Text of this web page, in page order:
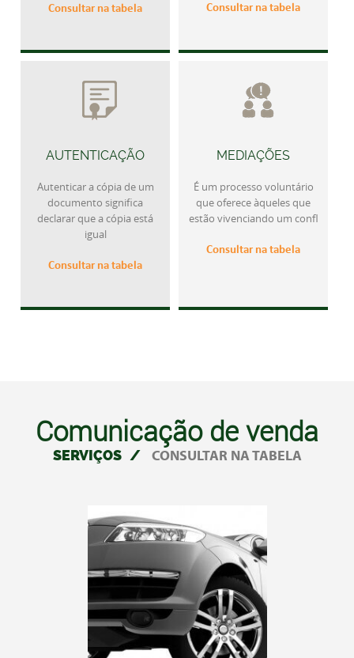
Consultar na tabela Consultar na tabela
AUTENTICAÇÃO
Autenticar a cópia de um
documento significa
declarar que a cópia está
igual
Consultar na tabela
MEDIAÇÕES
É um processo voluntário
que oferece àqueles que
estão vivenciando um confl
Consultar na tabela
Comunicação de venda
SERVIÇOS / CONSULTAR NA TABELA